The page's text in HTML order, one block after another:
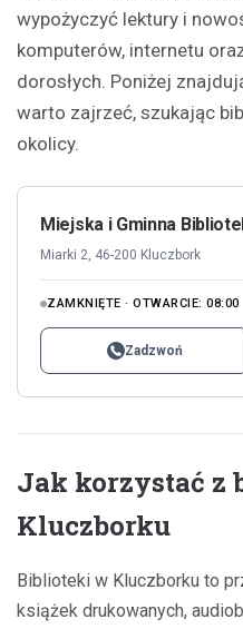
wypożyczyć lektury i
komputerów, internetu
dorosłych. Poniżej
warto zajrzeć, szukając
okolicy.
Miejska i Gminna
Miarki 2, 46-200 Kluczbork
ZAMKNIĘTE · OTWARCIE: 08:00
Zadzwoń
Jak korzystać z
Kluczborku
Biblioteki w Kluczborku to
książek drukowanych,